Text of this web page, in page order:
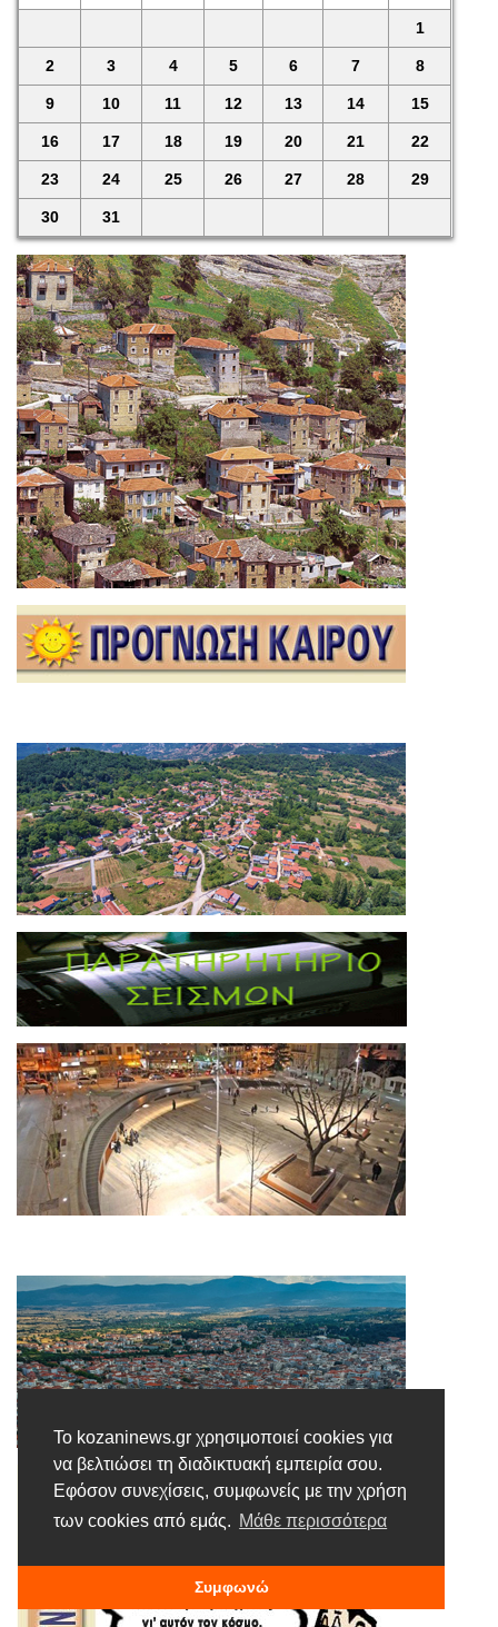
Το kozaninews.gr χρησιμοποιεί cookies για
να βελτιώσει τη διαδικτυακή εμπειρία σου.
Εφόσον συνεχίσεις, συμφωνείς με την χρήση
των cookies από εμάς. Μάθε περισσότερα
Συμφωνώ
1
2 3 4 5 6 7 8
9 10 11 12 13 14 15
16 17 18 19 20 21 22
23 24 25 26 27 28 29
30 31